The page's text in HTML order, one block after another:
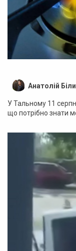
Анатолій
У Тальному 11
що потрібно знати